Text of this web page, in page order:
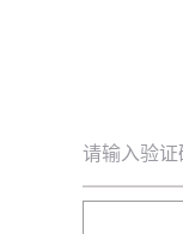
请输入验